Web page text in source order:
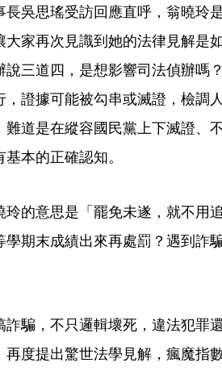
吳思瑤受訪回應直呼，翁曉玲
家再次見識到她的法律見解是
三道四，是想影響司法偵辦嗎
證據可能被勾串或滅證，檢調
道是在縱容國民黨上下滅證、
本的正確認知。
的意思是「罷免未遂，就不用
期末成績出來再處罰？遇到詐
騙，不只邏輯壞死，違法犯罪
度提出驚世法學見解，瘋魔指